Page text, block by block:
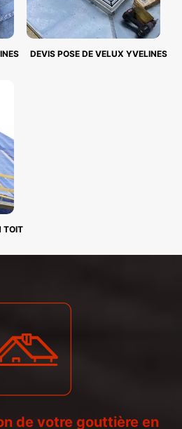
DEVIS POSE DE VELUX YVELINES
TOIT
de votre gouttière en